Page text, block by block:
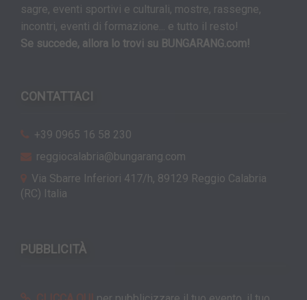
sagre, eventi sportivi e culturali, mostre, rassegne,
incontri, eventi di formazione... e tutto il resto!
Se succede, allora lo trovi su BUNGARANG.com!
CONTATTACI
+39 0965 16 58 230
reggiocalabria@bungarang.com
Via Sbarre Inferiori 417/h, 89129 Reggio Calabria
(RC) Italia
PUBBLICITÀ